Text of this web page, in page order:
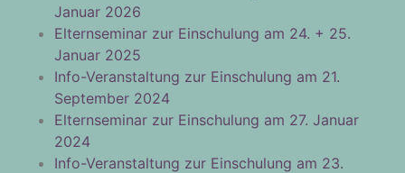
Januar 2026
Elternseminar zur Einschulung am 24. + 25.
Januar 2025
Info-Veranstaltung zur Einschulung am 21.
September 2024
Elternseminar zur Einschulung am 27. Januar
2024
Info-Veranstaltung zur Einschulung am 23.